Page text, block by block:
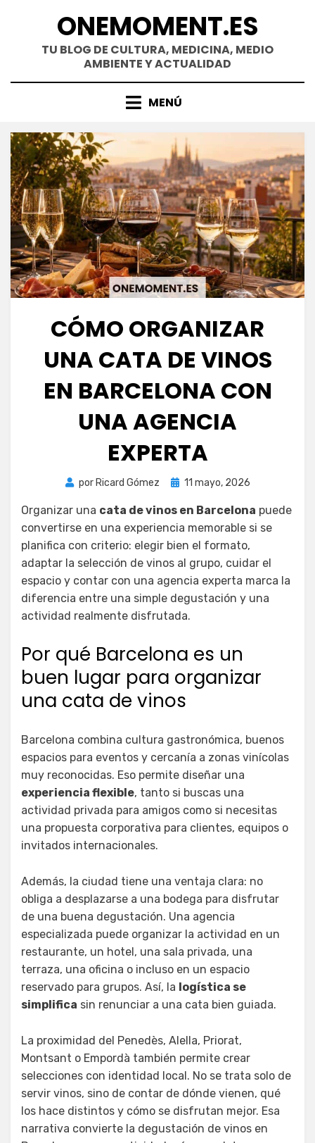
contenido ONEMOMENT.ES
TU BLOG DE CULTURA, MEDICINA, MEDIO
AMBIENTE Y ACTUALIDAD
MENÚ
CÓMO ORGANIZAR
UNA CATA DE VINOS
EN BARCELONA CON
UNA AGENCIA
EXPERTA
por Ricard Gómez
Publicada
11 mayo, 2026
Organizar una cata de vinos en Barcelona puede
convertirse en una experiencia memorable si se
planifica con criterio: elegir bien el formato,
adaptar la selección de vinos al grupo, cuidar el
espacio y contar con una agencia experta marca la
diferencia entre una simple degustación y una
actividad realmente disfrutada.
Por qué Barcelona es un
buen lugar para organizar
una cata de vinos
Barcelona combina cultura gastronómica, buenos
espacios para eventos y cercanía a zonas vinícolas
muy reconocidas. Eso permite diseñar una
experiencia flexible, tanto si buscas una
actividad privada para amigos como si necesitas
una propuesta corporativa para clientes, equipos o
invitados internacionales.
Además, la ciudad tiene una ventaja clara: no
obliga a desplazarse a una bodega para disfrutar
de una buena degustación. Una agencia
especializada puede organizar la actividad en un
restaurante, un hotel, una sala privada, una
terraza, una oficina o incluso en un espacio
reservado para grupos. Así, la logística se
simplifica sin renunciar a una cata bien guiada.
La proximidad del Penedès, Alella, Priorat,
Montsant o Empordà también permite crear
selecciones con identidad local. No se trata solo de
servir vinos, sino de contar de dónde vienen, qué
los hace distintos y cómo se disfrutan mejor. Esa
narrativa convierte la degustación de vinos en